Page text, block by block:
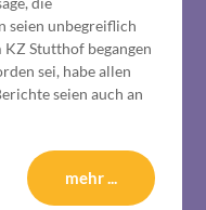
seien unbegreiflich
Stutthof begangen
sei, habe allen
seien auch an
mehr ...